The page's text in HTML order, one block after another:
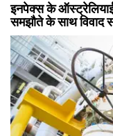
इनपेक्स के ऑस्ट्रेलियाई
समझौते के साथ विवाद